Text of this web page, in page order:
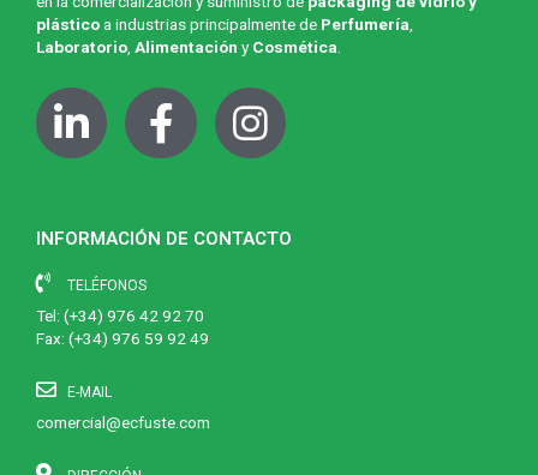
plásticoa industrias principalmente de Perfumería
Laboratorio Alimentación yCosmética
INFORMACIÓN DE CONTACTO
TELÉFONOS
Tel: (+34) 976 42 92 70
Fax: (+34) 976 59 92 49
E-MAIL
comercial@ecfuste.com